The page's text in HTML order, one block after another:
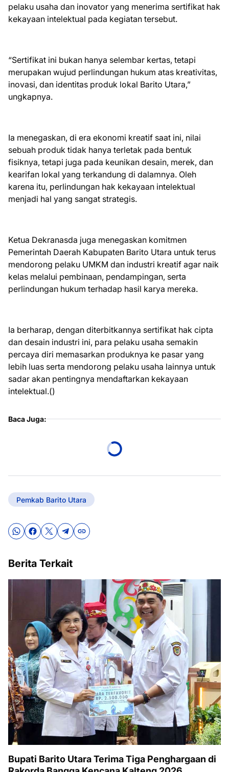
pelaku usaha dan inovator yang menerima sertifikat hak
kekayaan intelektual pada kegiatan tersebut.
“Sertifikat ini bukan hanya selembar kertas, tetapi
merupakan wujud perlindungan hukum atas kreativitas,
inovasi, dan identitas produk lokal Barito Utara,”
ungkapnya.
Ia menegaskan, di era ekonomi kreatif saat ini, nilai
sebuah produk tidak hanya terletak pada bentuk
fisiknya, tetapi juga pada keunikan desain, merek, dan
kearifan lokal yang terkandung di dalamnya. Oleh
karena itu, perlindungan hak kekayaan intelektual
menjadi hal yang sangat strategis.
Ketua Dekranasda juga menegaskan komitmen
Pemerintah Daerah Kabupaten Barito Utara untuk terus
mendorong pelaku UMKM dan industri kreatif agar naik
kelas melalui pembinaan, pendampingan, serta
perlindungan hukum terhadap hasil karya mereka.
Ia berharap, dengan diterbitkannya sertifikat hak cipta
dan desain industri ini, para pelaku usaha semakin
percaya diri memasarkan produknya ke pasar yang
lebih luas serta mendorong pelaku usaha lainnya untuk
sadar akan pentingnya mendaftarkan kekayaan
intelektual.()
Baca Juga:
Pemkab Barito Utara
Berita Terkait
Bupati Barito Utara Terima Tiga Penghargaan di